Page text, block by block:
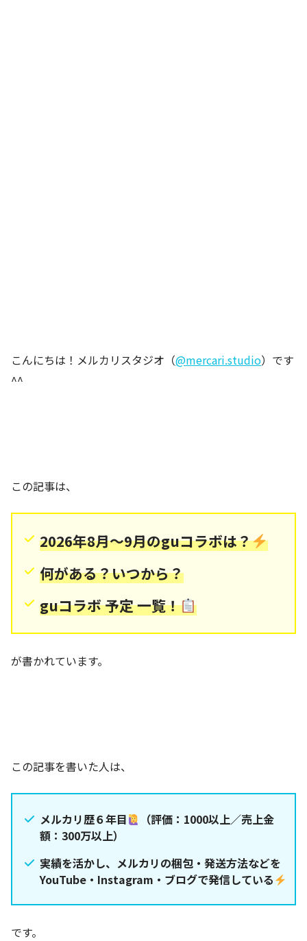
こんにちは！メルカリスタジオ（@mercari.studio）です
^^
この記事は、
2026年8月～9月のguコラボは？
何がある？いつから？
guコラボ 予定 一覧！
が書かれています。
この記事を書いた人は、
メルカリ歴６年目
（評価：1000以上／売上金
額：300万以上）
実績を活かし、メルカリの梱包・発送方法などを
YouTube・Instagram・ブログで発信している
です。